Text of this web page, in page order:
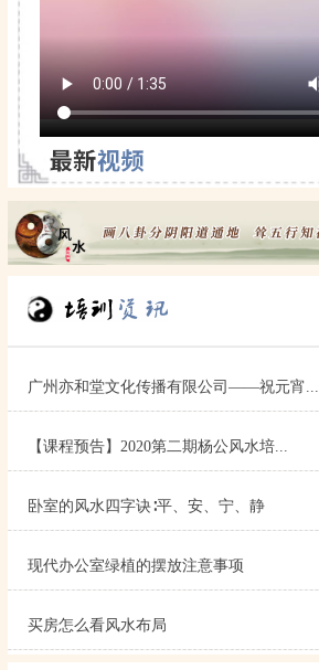
广州亦和堂文化传播有限公司——祝元宵...
【课程预告】2020第二期杨公风水培...
卧室的风水四字诀∶平、安、宁、静
现代办公室绿植的摆放注意事项
买房怎么看风水布局